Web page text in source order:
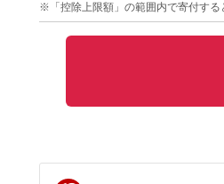
※「控除上限額」の範囲内で寄付する